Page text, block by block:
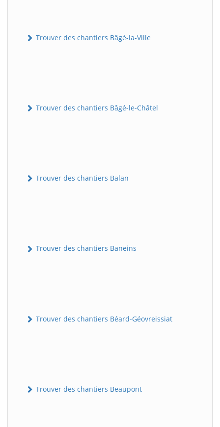
Trouver des chantiers Bâgé-la-Ville
Trouver des chantiers Bâgé-le-Châtel
Trouver des chantiers Balan
Trouver des chantiers Baneins
Trouver des chantiers Béard-Géovreissiat
Trouver des chantiers Beaupont